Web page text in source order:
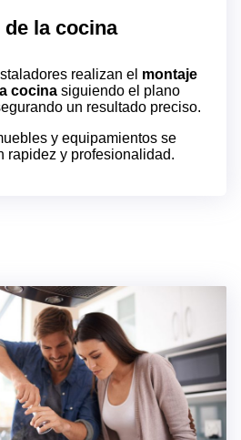
de la cocina
realizan el montaje
cocina siguiendo el plano
un resultado preciso.
y equipamientos se
rapidez y profesionalidad.